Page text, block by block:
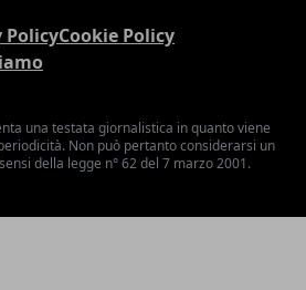
PolicyCookie Policy
una testata giornalistica in quanto viene
Non può pertanto considerarsi un
della legge n° 62 del 7 marzo 2001.